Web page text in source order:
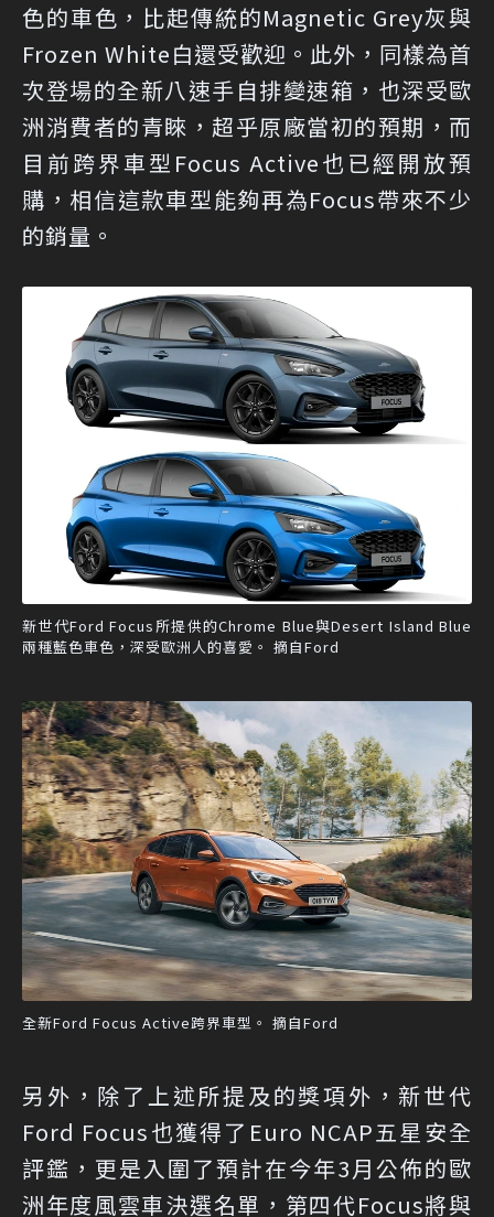
色的車色，比起傳統的Magnetic Grey灰與
Frozen White白還受歡迎。此外，同樣為首
次登場的全新八速手自排變速箱，也深受歐
洲消費者的青睞，超乎原廠當初的預期，而
目前跨界車型Focus Active也已經開放預
購，相信這款車型能夠再為Focus帶來不少
的銷量。
新世代Ford Focus所提供的Chrome Blue與Desert Island Blue
兩種藍色車色，深受歐洲人的喜愛。 摘自Ford
全新Ford Focus Active跨界車型。 摘自Ford
另外，除了上述所提及的獎項外，新世代
Ford Focus也獲得了Euro NCAP五星安全
評鑑，更是入圍了預計在今年3月公佈的歐
洲年度風雲車決選名單，第四代Focus將與